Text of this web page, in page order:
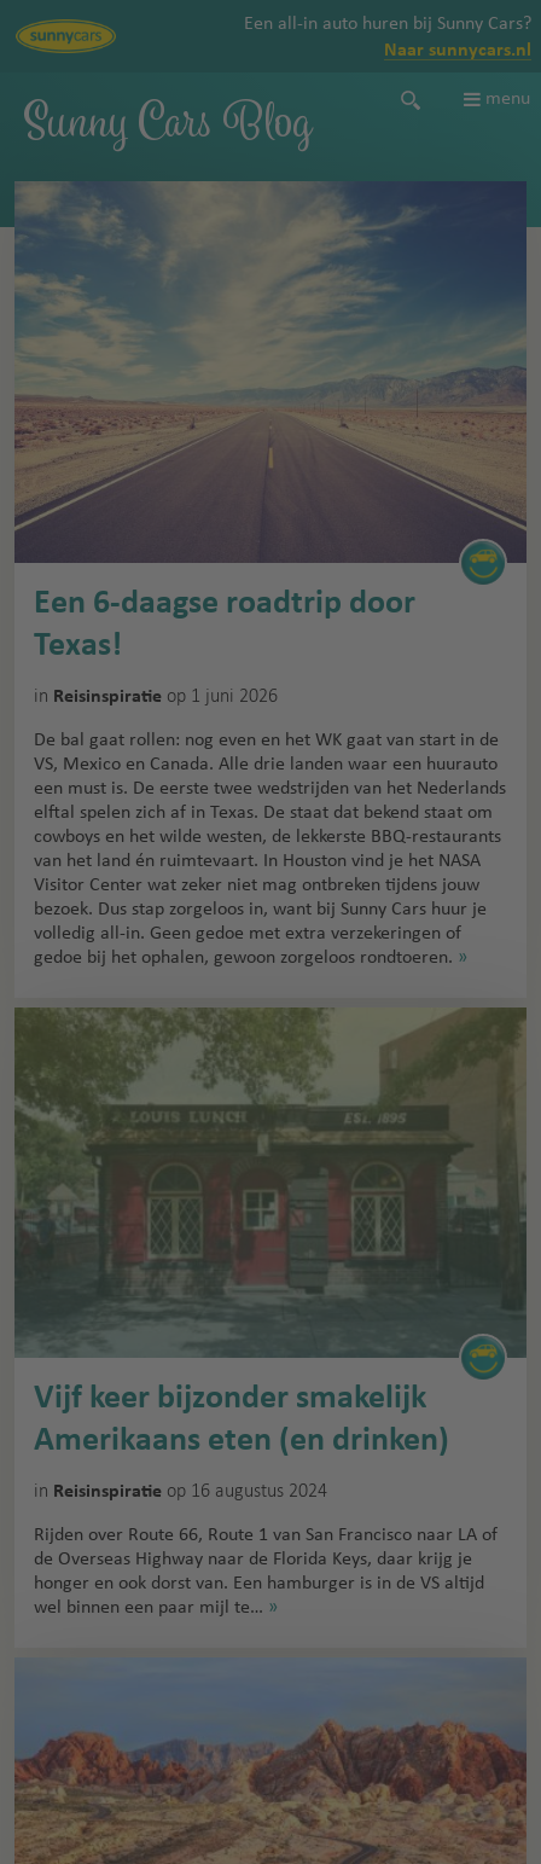
Een all-in auto huren bij Sunny Cars?
Naar sunnycars.nl
Sunny Cars Blog menu
Een 6-daagse roadtrip door
Texas!
in Reisinspiratie op 1 juni 2026
De bal gaat rollen: nog even en het WK gaat van start in de
VS, Mexico en Canada. Alle drie landen waar een huurauto
een must is. De eerste twee wedstrijden van het Nederlands
elftal spelen zich af in Texas. De staat dat bekend staat om
cowboys en het wilde westen, de lekkerste BBQ-restaurants
van het land én ruimtevaart. In Houston vind je het NASA
Visitor Center wat zeker niet mag ontbreken tijdens jouw
bezoek. Dus stap zorgeloos in, want bij Sunny Cars huur je
volledig all-in. Geen gedoe met extra verzekeringen of
gedoe bij het ophalen, gewoon zorgeloos rondtoeren. »
Vijf keer bijzonder smakelijk
Amerikaans eten (en drinken)
in Reisinspiratie op 16 augustus 2024
Rijden over Route 66, Route 1 van San Francisco naar LA of
de Overseas Highway naar de Florida Keys, daar krijg je
honger en ook dorst van. Een hamburger is in de VS altijd
wel binnen een paar mijl te… »